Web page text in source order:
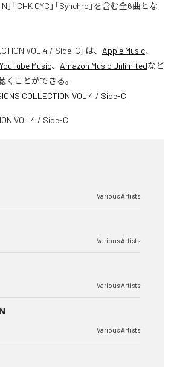
」「CHK CYC」「Synchro」を含む全6曲とな
VOL.4 / Side-C 」は、 Apple Music、
YouTube Music、 Amazon Music Unlimitedなど
くことができる。
COLLECTION VOL.4 / Side-C
Various Artists
Various Artists
Various Artists
Various Artists